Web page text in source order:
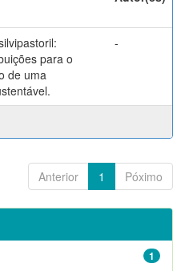
para o
de uma
-
Anterior 1 Póximo
1